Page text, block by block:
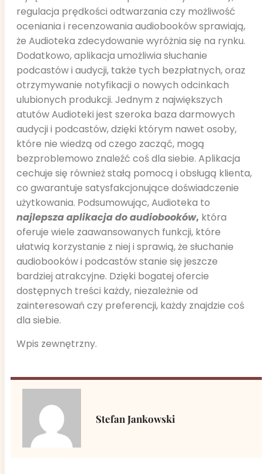
regulacja prędkości odtwarzania czy możliwość
oceniania i recenzowania audiobooków sprawiają,
że Audioteka zdecydowanie wyróżnia się na rynku.
Dodatkowo, aplikacja umożliwia słuchanie
podcastów i audycji, także tych bezpłatnych, oraz
otrzymywanie notyfikacji o nowych odcinkach
ulubionych produkcji. Jednym z największych
atutów Audioteki jest szeroka baza darmowych
audycji i podcastów, dzięki którym nawet osoby,
które nie wiedzą od czego zacząć, mogą
bezproblemowo znaleźć coś dla siebie. Aplikacja
cechuje się również stałą pomocą i obsługą klienta,
co gwarantuje satysfakcjonujące doświadczenie
użytkowania. Podsumowując, Audioteka to
najlepsza aplikacja do audiobooków, która
oferuje wiele zaawansowanych funkcji, które
ułatwią korzystanie z niej i sprawią, że słuchanie
audiobooków i podcastów stanie się jeszcze
bardziej atrakcyjne. Dzięki bogatej ofercie
dostępnych treści każdy, niezależnie od
zainteresowań czy preferencji, każdy znajdzie coś
dla siebie.
Wpis zewnętrzny.
Stefan Jankowski